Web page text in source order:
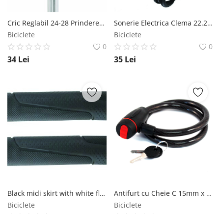
Cric Reglabil 24-28 Prindere Mijloc Aluminiu Negru Argintiu Syncromate
Biciclete
0
34 Lei
Sonerie Electrica Clema 22.2-31.8mm Plastic Componente electronie Negru Syncromate
Biciclete
0
35 Lei
Black midi skirt with white flowers
Biciclete
Antifurt cu Cheie C 15mm x 7mm x 120cm MX Biciclete
Biciclete